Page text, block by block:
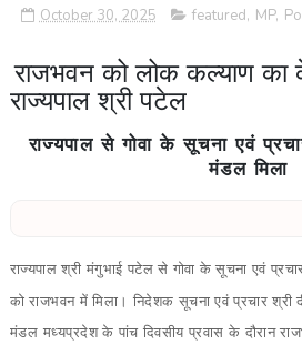
October 30, 2025 featured, MP,
राजभवन को लोक कल्याण का
राज्यपाल श्री पटेल
राज्यपाल से गोवा के सूचना एवं
मंडल मिला
राज्यपाल श्री मंगुभाई पटेल से गोवा के सूचना एवं
को राजभवन में मिला। निदेशक सूचना एवं प्रचार श्री
मंडल मध्यप्रदेश के पांच दिवसीय प्रवास के दौरान